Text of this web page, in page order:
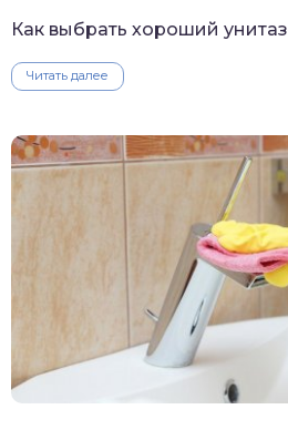
Как выбрать хороший унитаз
Читать далее